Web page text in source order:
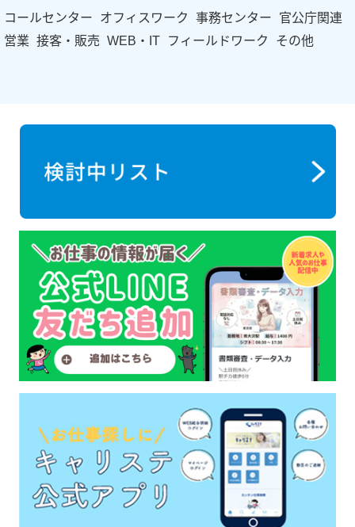
コールセンター
オフィスワーク 事務センター
官公庁関連
営業 接客・販売 WEB・IT フィールドワーク その他